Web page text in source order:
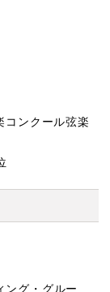
ンクール弦楽
ング・グルー